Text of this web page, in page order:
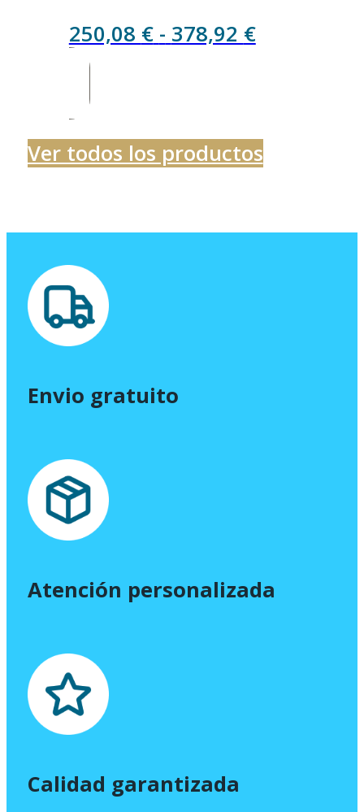
250,08 € - 378,92 €Rango
250,08 €
hasta
Ver todos los productos
Envio gratuito
Atención personalizada
Calidad garantizada